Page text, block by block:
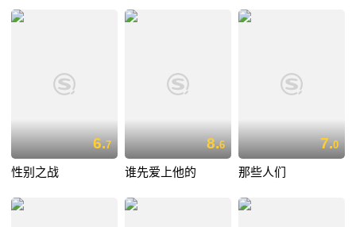
6.7
性别之战
8.6
谁先爱上他的
7.0
那些人们